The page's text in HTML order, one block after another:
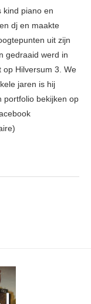
kind piano en
dj en maakte
uit zijn
gedraaid werd in
op Hilversum 3. We
jaren is hij
portfolio bekijken op